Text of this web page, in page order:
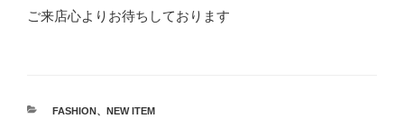
ご来店心よりお待ちしております
カ
FASHION、 NEW ITEM